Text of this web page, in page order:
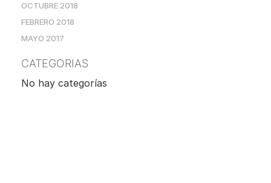
OCTUBRE 2018
FEBRERO 2018
MAYO 2017
CATEGORIAS
No hay categorías